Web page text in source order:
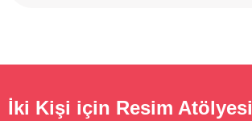
İki Kişi için Resim Atölyesi